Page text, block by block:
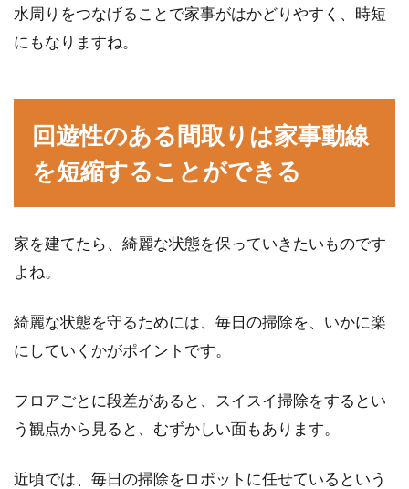
水周りをつなげることで家事がはかどりやすく、時短
にもなりますね。
回遊性のある間取りは家事動線
を短縮することができる
家を建てたら、綺麗な状態を保っていきたいものです
よね。
綺麗な状態を守るためには、毎日の掃除を、いかに楽
にしていくかがポイントです。
フロアごとに段差があると、スイスイ掃除をするとい
う観点から見ると、むずかしい面もあります。
近頃では、毎日の掃除をロボットに任せているという